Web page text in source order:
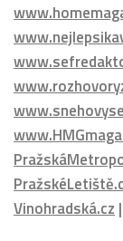
Vinohradská.cz |